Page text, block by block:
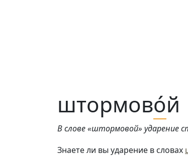
штормово́й
В слове «штормовой» ударение
Знаете ли вы ударение в словах